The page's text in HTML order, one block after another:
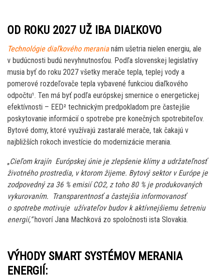
OD ROKU 2027 UŽ IBA DIAĽKOVO
Technológie diaľkového meranianám ušetria nielen energiu, ale
v budúcnosti budú nevyhnutnosťou. Podľa slovenskej legislatívy
musia byť do roku 2027 všetky merače tepla, teplej vody a
pomerové rozdeľovače tepla vybavené funkciou diaľkového
odpočtu¹. Ten má byť podľa európskej smernice o energetickej
efektívnosti – EED² technickým predpokladom pre častejšie
poskytovanie informácií o spotrebe pre konečných spotrebiteľov.
Bytové domy, ktoré využívajú zastaralé merače, tak čakajú v
najbližších rokoch investície do modernizácie merania.
„Cieľom krajín Európskej únie je zlepšenie klímy a udržateľnosť
životného prostredia, v ktorom žijeme. Bytový sektor v Európe je
zodpovedný za 36 % emisií CO2­­, z toho 80 % je produkovaných
vykurovaním. Transparentnosť a častejšia informovanosť
o spotrebe motivuje užívateľov budov k aktívnejšiemu šetreniu
energií,“hovorí Jana Machková zo spoločnosti ista Slovakia.
VÝHODY SMART SYSTÉMOV MERANIA
ENERGIÍ: